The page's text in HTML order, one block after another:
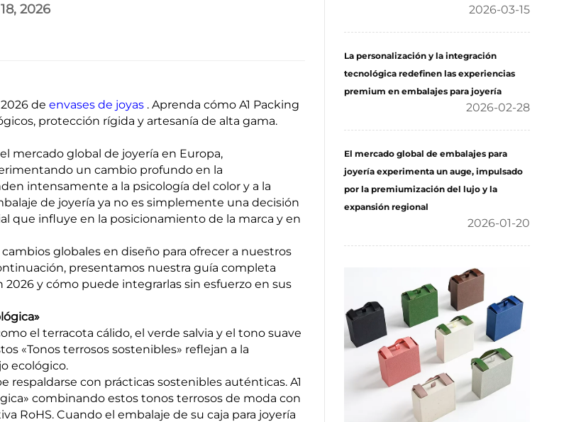
2026
de envases de joyas . Aprenda cómo A1 Packing
protección rígida y artesanía de alta gama.
mercado global de joyería en Europa,
un cambio profundo en la
intensamente a la psicología del color y a la
de joyería ya no es simplemente una decisión
que influye en la posicionamiento de la marca y en
globales en diseño para ofrecer a nuestros
presentamos nuestra guía completa
y cómo puede integrarlas sin esfuerzo en sus
el terracota cálido, el verde salvia y el tono suave
«Tonos terrosos sostenibles» reflejan a la
ecológico.
con prácticas sostenibles auténticas. A1
combinando estos tonos terrosos de moda con
RoHS. Cuando el embalaje de su caja para joyería
2026-03-15
La personalización y la integración
tecnológica redefinen las experiencias
premium en embalajes para joyería
2026-02-28
El mercado global de embalajes para
joyería experimenta un auge, impulsado
por la premiumización del lujo y la
expansión regional
2026-01-20